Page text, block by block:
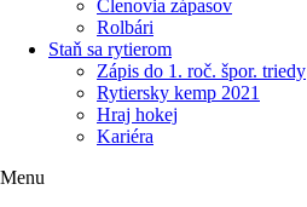
Členovia zápasov
Rolbári
Staň sa rytierom
Zápis do 1. roč. špor. triedy
Rytiersky kemp 2021
Hraj hokej
Kariéra
Menu